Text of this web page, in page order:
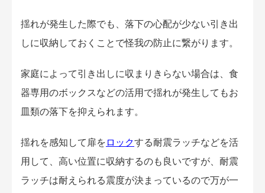
揺れが発生した際でも、落下の心配が少ない引き出
しに収納しておくことで怪我の防止に繋がります。
家庭によって引き出しに収まりきらない場合は、食
器専用のボックスなどの活用で揺れが発生してもお
皿類の落下を抑えられます。
揺れを感知して扉を ロックする耐震ラッチなどを活
用して、高い位置に収納するのも良いですが、耐震
ラッチは耐えられる震度が決まっているので万が一